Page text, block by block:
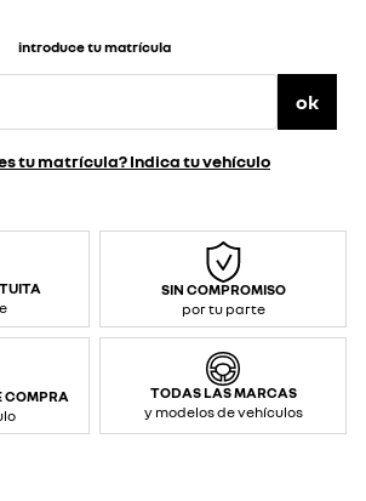
introduce tu matrícula
ok
tu matrícula? Indica tu vehículo
SIN COMPROMISO
por tu parte
COMPRA
TODAS LAS MARCAS
y modelos de vehículos